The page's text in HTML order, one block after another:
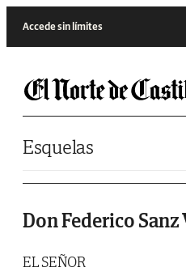
Accede sin límites
Esquelas
Don Federico Sanz
EL SEÑOR